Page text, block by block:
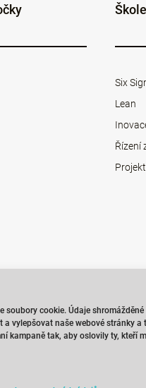
soubory cookie. Údaje
vylepšovat naše webové stránky a
kampaně tak, aby oslovily ty, kteří
Six
Lean
Řízení